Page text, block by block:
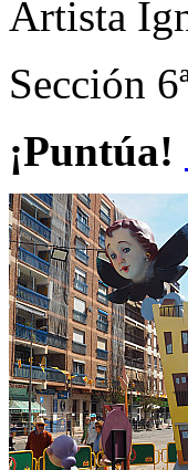
Artista
Sección
¡Puntúa!